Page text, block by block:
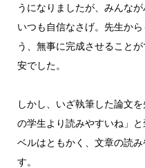
うになりましたが、みんな
いつも自信なさげ。先生か
う、無事に完成させること
安でした。
しかし、いざ執筆した論文
の学生より読みやすいね」
ベルはともかく、文章の読
す。